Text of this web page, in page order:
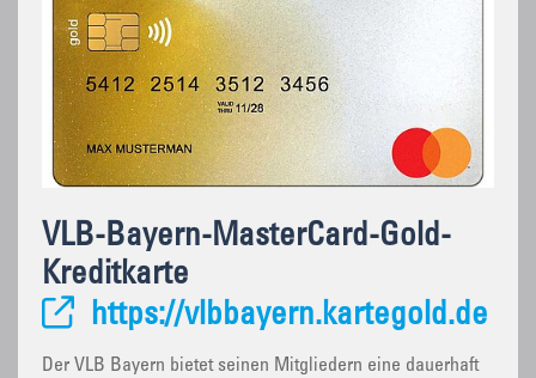
VLB-Bayern-MasterCard-Gold-
Kreditkarte
https://vlbbayern.kartegold.de
Der VLB Bayern bietet seinen Mitgliedern eine dauerhaft